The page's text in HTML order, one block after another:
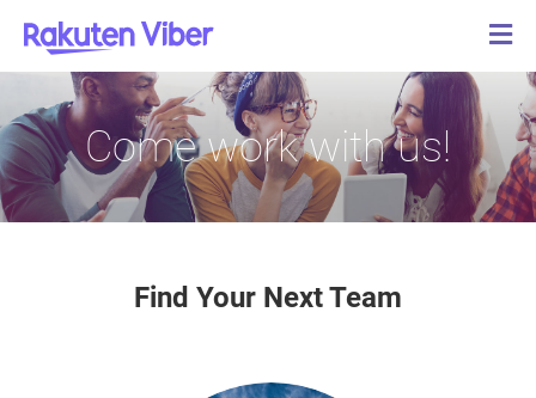
Come work with us!
Find Your Next Team